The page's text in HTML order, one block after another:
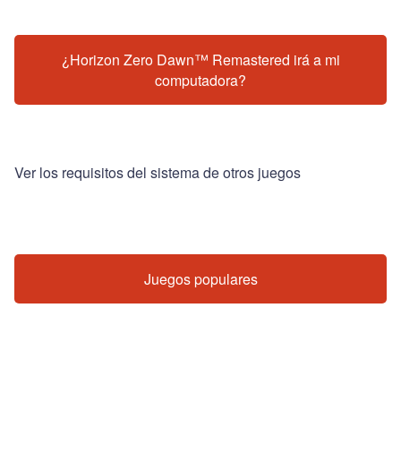
¿Horizon Zero Dawn™ Remastered irá a mi
computadora?
Ver los requisitos del sistema de otros juegos
Juegos populares